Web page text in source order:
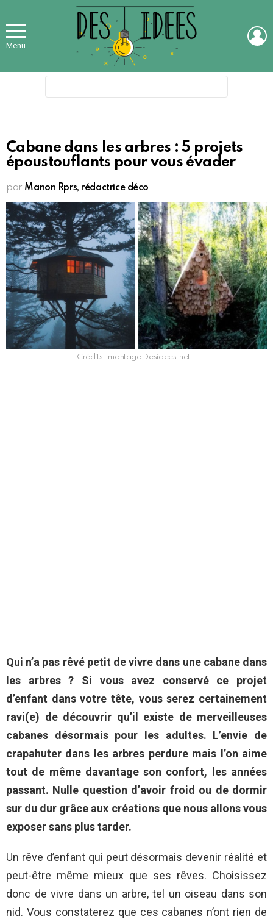
Menu
Cabane dans les arbres : 5 projets
époustouflants pour vous évader
par Manon Rprs, rédactrice déco
Crédits : montage Desidees.net
Qui n’a pas rêvé petit de vivre dans une cabane dans
les arbres ? Si vous avez conservé ce projet
d’enfant dans votre tête, vous serez certainement
ravi(e) de découvrir qu’il existe de merveilleuses
cabanes désormais pour les adultes. L’envie de
crapahuter dans les arbres perdure mais l’on aime
tout de même davantage son confort, les années
passant. Nulle question d’avoir froid ou de dormir
sur du dur grâce aux créations que nous allons vous
exposer sans plus tarder.
Un rêve d’enfant qui peut désormais devenir réalité et
peut-être même mieux que ses rêves. Choisissez
donc de vivre dans un arbre, tel un oiseau dans son
nid. Vous constaterez que ces cabanes n’ont rien de